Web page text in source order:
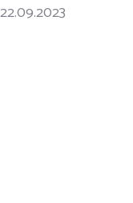
22.09.2023